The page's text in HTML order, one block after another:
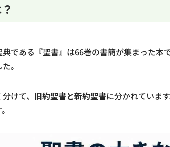
典である『聖書』は66巻の書簡が集まった本
。
けて、 旧約聖書と新約聖書に分かれていま